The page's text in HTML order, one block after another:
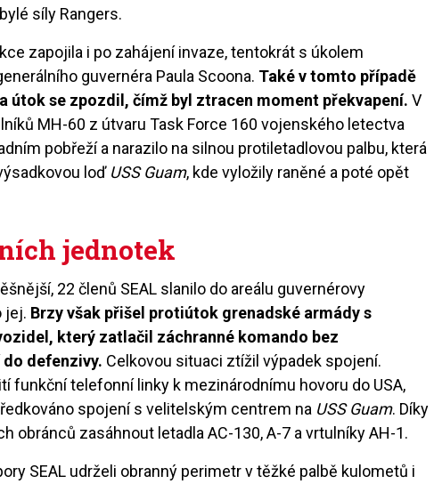
síly Rangers.
zapojila i po zahájení invaze, tentokrát s úkolem
guvernéra Paula Scoona. Také v tomto případě
útok se zpozdil, čímž byl ztracen moment překvapení. V
MH-60 z útvaru Task Force 160 vojenského letectva
pobřeží a narazilo na silnou protiletadlovou palbu, která
loď USS Guam, kde vyložily raněné a poté opět
jednotek
22 členů SEAL slanilo do areálu guvernérovy
jej. Brzy však přišel protiútok grenadské armády s
který zatlačil záchranné komando bez
defenzivy. Celkovou situaci ztížil výpadek spojení.
funkční telefonní linky k mezinárodnímu hovoru do USA,
spojení s velitelským centrem na USS Guam. Díky
obránců zasáhnout letadla AC-130, A-7 a vrtulníky AH-1.
SEAL udrželi obranný perimetr v těžké palbě kulometů i